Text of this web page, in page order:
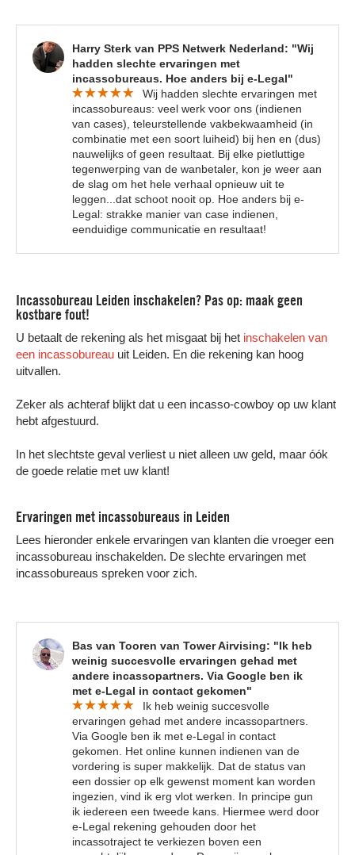
Harry Sterk van PPS Netwerk Nederland: "Wij
hadden slechte ervaringen met
incassobureaus. Hoe anders bij e-Legal"
Wij hadden slechte ervaringen met
incassobureaus: veel werk voor ons (indienen
van cases), teleurstellende vakbekwaamheid (in
combinatie met een soort luiheid) bij hen en (dus)
nauwelijks of geen resultaat. Bij elke pietluttige
tegenwerping van de wanbetaler, kon je weer aan
de slag om het hele verhaal opnieuw uit te
leggen...dat schoot nooit op. Hoe anders bij e-
Legal: strakke manier van case indienen,
eenduidige communicatie en resultaat!
Incassobureau Leiden inschakelen? Pas op: maak geen
kostbare fout!
U betaalt de rekening als het misgaat bij het inschakelen van
een incassobureau uit Leiden. En die rekening kan hoog
uitvallen.
Zeker als achteraf blijkt dat u een incasso-cowboy op uw klant
hebt afgestuurd.
In het slechtste geval verliest u niet alleen uw geld, maar óók
de goede relatie met uw klant!
Ervaringen met incassobureaus in Leiden
Lees hieronder enkele ervaringen van klanten die vroeger een
incassobureau inschakelden. De slechte ervaringen met
incassobureaus spreken voor zich.
Bas van Tooren van Tower Airvising: "Ik heb
weinig succesvolle ervaringen gehad met
andere incassopartners. Via Google ben ik
met e-Legal in contact gekomen"
Ik heb weinig succesvolle
ervaringen gehad met andere incassopartners.
Via Google ben ik met e-Legal in contact
gekomen. Het online kunnen indienen van de
vordering is super makkelijk. Dat de status van
een dossier op elk gewenst moment kan worden
ingezien, vind ik erg vlot werken. In principe gun
ik iedereen een tweede kans. Hiermee werd door
e-Legal rekening gehouden door het
incassotraject te verkiezen boven een